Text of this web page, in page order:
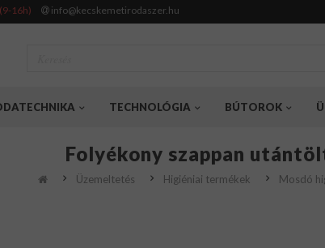
16h) info@kecskemetirodaszer.hu
TECHNOLÓGIA BÚTOROK
Folyékony szappan
Üzemeltetés Higiéniai termékek Mosdó